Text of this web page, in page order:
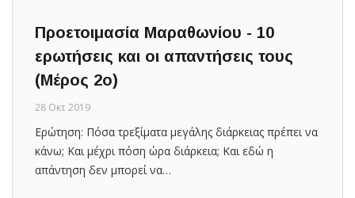
Προετοιμασία Μαραθωνίου - 10
ερωτήσεις και οι απαντήσεις τους
(Μέρος 2ο)
28 Οκτ 2019
Ερώτηση: Πόσα τρεξίματα μεγάλης διάρκειας πρέπει να
κάνω; Και μέχρι πόση ώρα διάρκεια; Και εδώ η
απάντηση δεν μπορεί να…